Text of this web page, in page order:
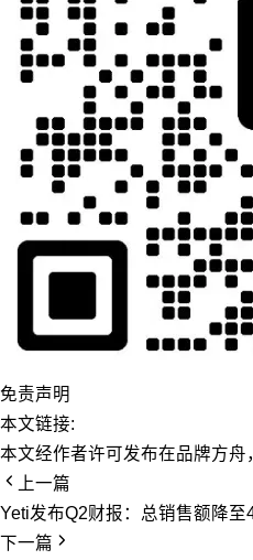
免责声明
本文链接:
本文经作者许可发布在品牌方舟
上一篇
Yeti发布Q2财报：总销售额降
下一篇